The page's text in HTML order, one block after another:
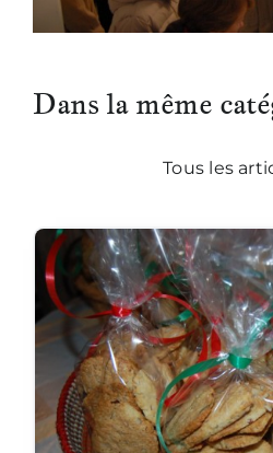
Dans la même
Tous les